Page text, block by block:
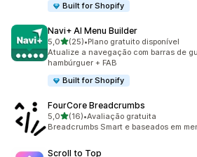
Built for Shopify
Navi+ AI Menu Builder
5,0de 5 estrelas
(25)
25 avaliações ao todo
•Plano gratuito disponível
Atualize a navegação com barras de
hambúrguer + FAB
Built for Shopify
FourCore Breadcrumbs
5,0de 5 estrelas
(16)
16 avaliações ao todo
•Avaliação gratuita
Breadcrumbs Smart e baseados em
Scroll to Top